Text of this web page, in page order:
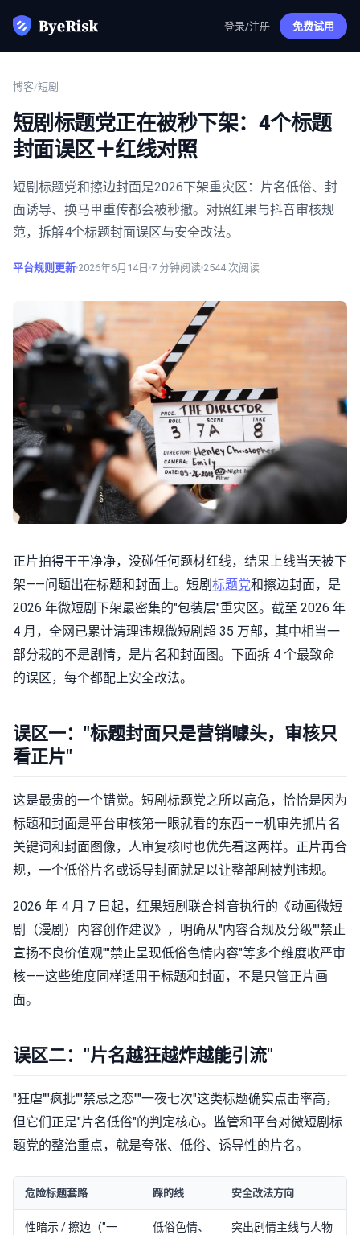
登录/注册 免费试用
博客/短剧
短剧标题党正在被秒下架：4个标题
封面误区＋红线对照
短剧标题党和擦边封面是2026下架重灾区：片名低俗、封
面诱导、换马甲重传都会被秒撤。对照红果与抖音审核规
范，拆解4个标题封面误区与安全改法。
平台规则更新 2026年6月14日 7 分钟阅读 2544次阅读
正片拍得干干净净，没碰任何题材红线，结果上线当天被下
架——问题出在标题和封面上。短剧 标题党和擦边封面，是
2026 年微短剧下架最密集的"包装层"重灾区。截至 2026 年
4 月，全网已累计清理违规微短剧超 35 万部，其中相当一
部分栽的不是剧情，是片名和封面图。下面拆 4 个最致命
的误区，每个都配上安全改法。
误区一："标题封面只是营销噱头，审核只
看正片"
这是最贵的一个错觉。短剧标题党之所以高危，恰恰是因为
标题和封面是平台审核第一眼就看的东西——机审先抓片名
关键词和封面图像，人审复核时也优先看这两样。正片再合
规，一个低俗片名或诱导封面就足以让整部剧被判违规。
2026 年 4 月 7 日起，红果短剧联合抖音执行的《动画微短
剧（漫剧）内容创作建议》，明确从"内容合规及分级""禁止
宣扬不良价值观""禁止呈现低俗色情内容"等多个维度收严审
核——这些维度同样适用于标题和封面，不是只管正片画
面。
误区二："片名越狂越炸越能引流"
"狂虐""疯批""禁忌之恋""一夜七次"这类标题确实点击率高，
但它们正是"片名低俗"的判定核心。监管和平台对微短剧标
题党的整治重点，就是夸张、低俗、诱导性的片名。
危险标题套路 踩的线 安全改法方向
性暗示 / 擦边（"一
低俗色情、
突出剧情主线与人物